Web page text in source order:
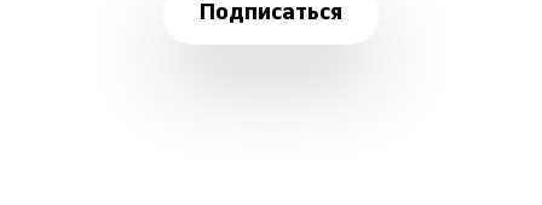
Подписаться